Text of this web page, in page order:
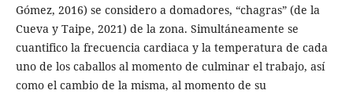
Gómez, 2016) se considero a domadores, “chagras” (de la
Cueva y Taipe, 2021) de la zona. Simultáneamente se
cuantifico la frecuencia cardiaca y la temperatura de cada
uno de los caballos al momento de culminar el trabajo, así
como el cambio de la misma, al momento de su